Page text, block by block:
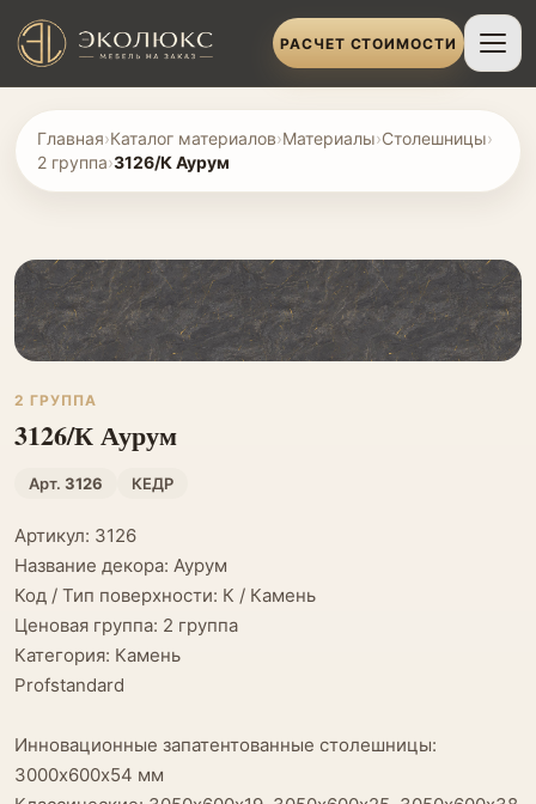
РАСЧЕТ СТОИМОСТИ
Главная›Каталог материалов›Материалы›Столешницы›
2 группа›3126/К Аурум
2 ГРУППА
3126/К Аурум
Арт. 3126 КЕДР
Артикул: 3126
Название декора: Аурум
Код / Тип поверхности: К / Камень
Ценовая группа: 2 группа
Категория: Камень
Profstandard
Инновационные запатентованные столешницы:
3000х600х54 мм